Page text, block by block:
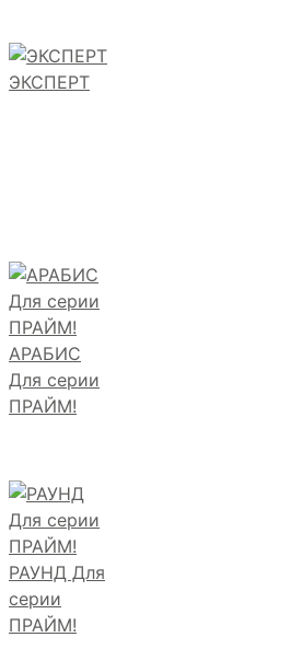
ЭКСПЕРТ
АРАБИС
Для серии
ПРАЙМ!
РАУНД Для
серии
ПРАЙМ!